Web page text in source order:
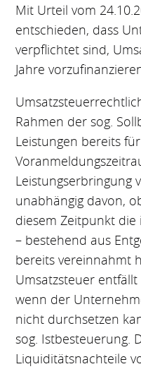
Mit Urteil vom
entschieden, dass
verpflichtet sind,
Jahre
Rahmen der sog.
Leistungen bereits
Leistungserbringung
unabhängig davon,
diesem Zeitpunkt
– bestehend aus
bereits vereinnahmt
Umsatzsteuer
wenn der
nicht durchsetzen
sog. Istbesteuerung.
Liquiditätsnachteile